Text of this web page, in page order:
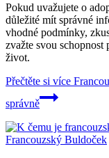
Pokud uvažujete o
důležité mít správné
vhodné podmínky,
zvažte svou
život.
Přečtěte si více
správně
Francouzský Buldoček